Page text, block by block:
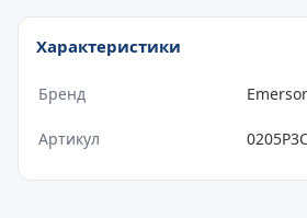
Характеристики
Бренд
Артикул